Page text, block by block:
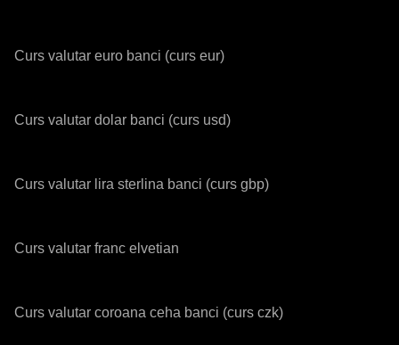
Curs valutar euro banci (curs eur)
Curs valutar dolar banci (curs usd)
Curs valutar lira sterlina banci (curs gbp)
Curs valutar franc elvetian
Curs valutar coroana ceha banci (curs czk)